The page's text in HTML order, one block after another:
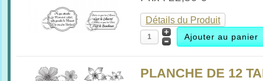
Détails du Produit
PLANCHE DE 12